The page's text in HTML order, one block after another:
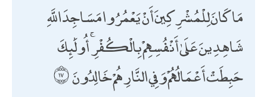
مَا كَانَ لِلْمُشْرِكِينَ أَنْ يَعْمُرُوا مَسَاجِدَ اللَّهِ
شَاهِدِينَ عَلَىٰ أَنْفُسِهِمْ بِالْكُفْرِ ۚ أُولَٰئِكَ
حَبِطَتْ أَعْمَالُهُمْ وَفِي النَّارِ هُمْ خَالِدُونَ